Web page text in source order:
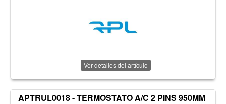
Ver detalles del artículo
APTRUL0018 - TERMOSTATO A/C 2 PINS 950MM